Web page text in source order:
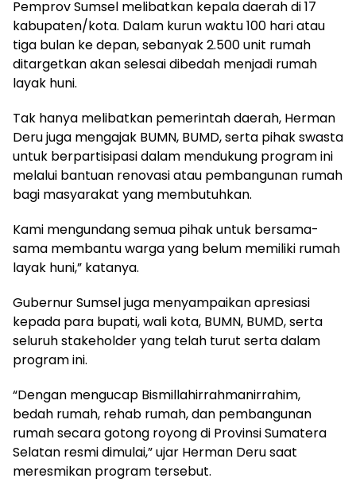
Pemprov Sumsel melibatkan kepala daerah di 17
kabupaten/kota. Dalam kurun waktu 100 hari atau
tiga bulan ke depan, sebanyak 2.500 unit rumah
ditargetkan akan selesai dibedah menjadi rumah
layak huni.
Tak hanya melibatkan pemerintah daerah, Herman
Deru juga mengajak BUMN, BUMD, serta pihak swasta
untuk berpartisipasi dalam mendukung program ini
melalui bantuan renovasi atau pembangunan rumah
bagi masyarakat yang membutuhkan.
Kami mengundang semua pihak untuk bersama-
sama membantu warga yang belum memiliki rumah
layak huni,” katanya.
Gubernur Sumsel juga menyampaikan apresiasi
kepada para bupati, wali kota, BUMN, BUMD, serta
seluruh stakeholder yang telah turut serta dalam
program ini.
“Dengan mengucap Bismillahirrahmanirrahim,
bedah rumah, rehab rumah, dan pembangunan
rumah secara gotong royong di Provinsi Sumatera
Selatan resmi dimulai,” ujar Herman Deru saat
meresmikan program tersebut.